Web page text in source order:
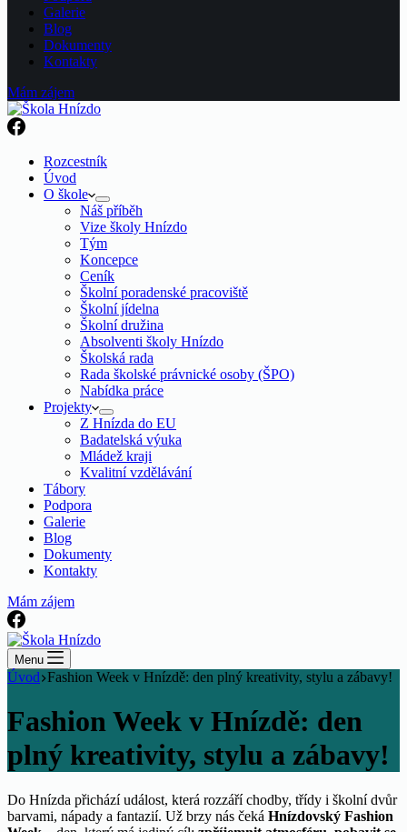
Galerie
Blog
Dokumenty
Kontakty
Mám zájem
Rozcestník
Úvod
O škole
Náš příběh
Vize školy Hnízdo
Tým
Koncepce
Ceník
Školní poradenské pracoviště
Školní jídelna
Školní družina
Absolventi školy Hnízdo
Školská rada
Rada školské právnické osoby (ŠPO)
Nabídka práce
Projekty
Z Hnízda do EU
Badatelská výuka
Mládež kraji
Kvalitní vzdělávání
Tábory
Podpora
Galerie
Blog
Dokumenty
Kontakty
Mám zájem
Menu
Úvod Fashion Week v Hnízdě: den plný kreativity, stylu a zábavy!
Fashion Week v Hnízdě: den
plný kreativity, stylu a zábavy!
Do Hnízda přichází událost, která rozzáří chodby, třídy i školní dvůr
barvami, nápady a fantazií. Už brzy nás čeká Hnízdovský Fashion